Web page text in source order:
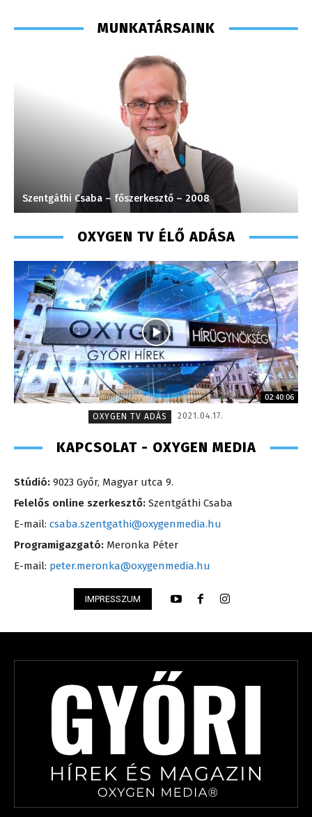
MUNKATÁRSAINK
Szentgáthi Csaba – főszerkesztő – 2008
OXYGEN TV ÉLŐ ADÁSA
02:40:06
OXYGEN TV ADÁS
2021.04.17.
KAPCSOLAT - OXYGEN MEDIA
Stúdió: 9023 Győr, Magyar utca 9.
Felelős online szerkesztő: Szentgáthi Csaba
E-mail: csaba.szentgathi@oxygenmedia.hu
Programigazgató: Meronka Péter
E-mail: peter.meronka@oxygenmedia.hu
IMPRESSZUM